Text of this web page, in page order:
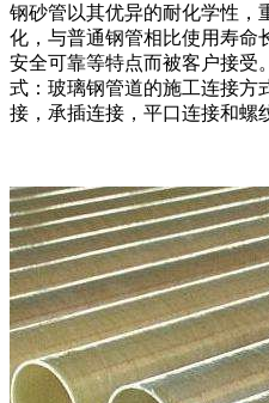
钢砂管以其优异的耐化学性，
化，与普通钢管相比使用寿命
安全可靠等特点而被客户接受
式：玻璃钢管道的施工连接方
接，承插连接，平口连接和螺